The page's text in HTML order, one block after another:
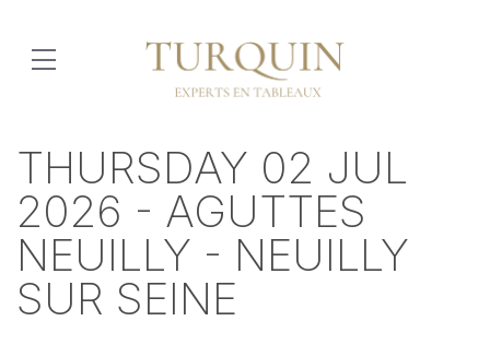
THURSDAY 02 JUL
2026 - AGUTTES
NEUILLY - NEUILLY
SUR SEINE